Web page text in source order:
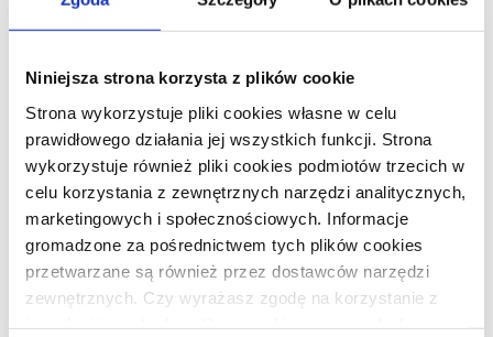
Niniejsza strona korzysta z plików cookie
Strona wykorzystuje pliki cookies własne w celu
prawidłowego działania jej wszystkich funkcji. Strona
wykorzystuje również pliki cookies podmiotów trzecich w
celu korzystania z zewnętrznych narzędzi analitycznych,
marketingowych i społecznościowych. Informacje
gromadzone za pośrednictwem tych plików cookies
przetwarzane są również przez dostawców narzędzi
zewnętrznych. Czy wyrażasz zgodę na korzystanie z
Umowa deweloperska – na co zwrócić uwagę przed jej
Odstąpienie od umowy deweloperskiej a zwrot
Ustawa o jawności cen mieszkań — czasowy zakres
stosowania przepisów
Kredyty oparte o WIBOR
Deweloperski Fundusz Gwarancyjny
Due diligence nieruchomości
Umowa najmu powierzchni komercyjnej
Nowe zasady odbioru lokalu mieszkalnego lub domu